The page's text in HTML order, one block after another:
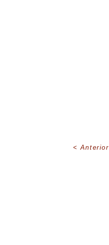
Anterior